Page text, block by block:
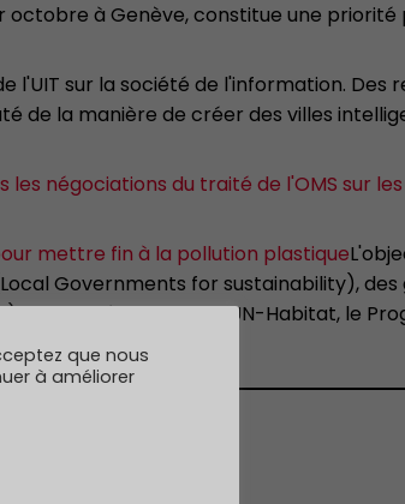
à Genève, constitue une priorité
l'UIT sur la société de l'information. Des
de la manière de créer des villes
les négociations du traité de l'OMS sur
mettre fin à la pollution plastique
Governments for sustainability),
en coopération avec UN-Habitat, le
précédents
que nous
à améliorer